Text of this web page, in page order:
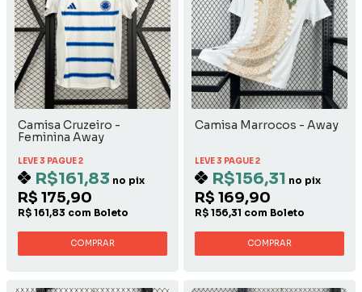
Camisa Cruzeiro -
Feminina Away
LEVE 3 PAGUE 2
R$161,83 no pix
R$ 175,90
R$ 161,83 com Boleto
COMPRAR
Camisa Marrocos - Away
LEVE 3 PAGUE 2
R$156,31 no pix
R$ 169,90
R$ 156,31 com Boleto
COMPRAR